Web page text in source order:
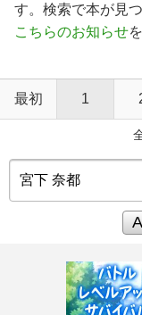
す。検索で本が見
こちらのお知らせ
最初 1